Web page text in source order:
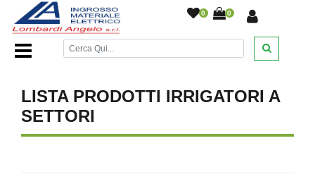
0 0
Home Page/DESANTIS/////
LISTA PRODOTTI IRRIGATORI A
SETTORI